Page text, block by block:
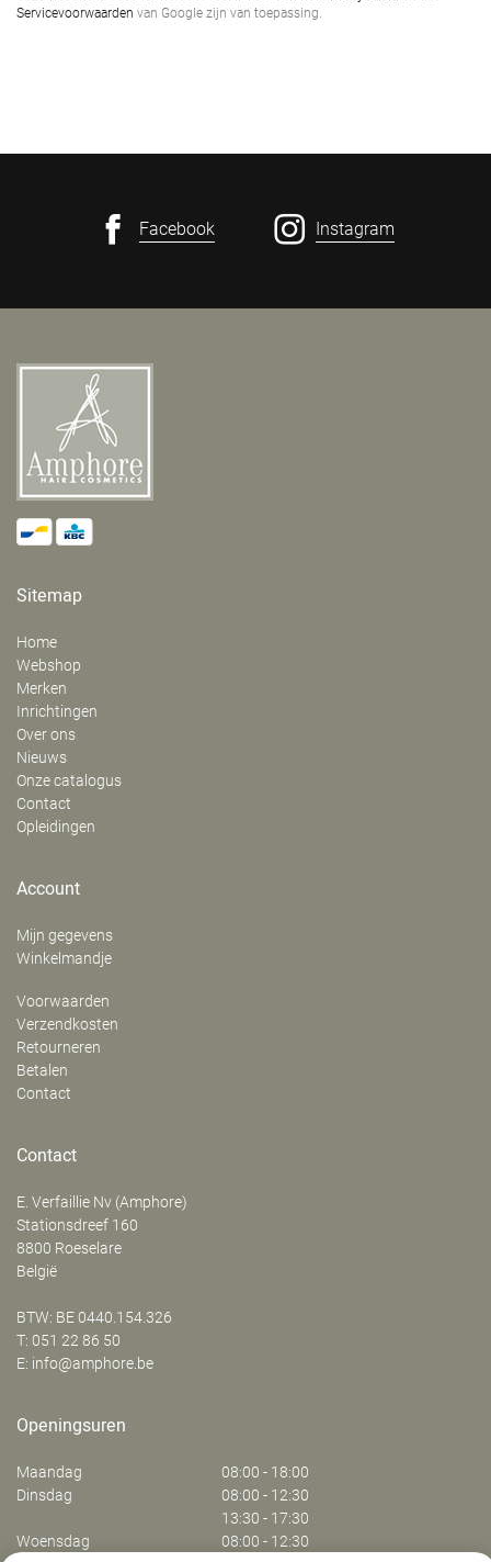
Servicevoorwaarden van Google zijn van toepassing.
Facebook Instagram
Sitemap
Home
Webshop
Merken
Inrichtingen
Over ons
Nieuws
Onze catalogus
Contact
Opleidingen
Account
Mijn gegevens
Winkelmandje
Voorwaarden
Verzendkosten
Retourneren
Betalen
Contact
Contact
E. Verfaillie Nv (Amphore)
‍Stationsdreef 160
8800 Roeselare
België
BTW: BE 0440.154.326
T: 051 22 86 50
E: info@amphore.be
Openingsuren
Maandag
08:00 - 18:00
Dinsdag
08:00 - 12:30
13:30 - 17:30
Woensdag
08:00 - 12:30